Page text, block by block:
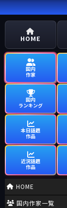
HOME
国内
作家
国内
ランキング
本日話題
作品
近況話題
作品
HOME
国内作家一覧